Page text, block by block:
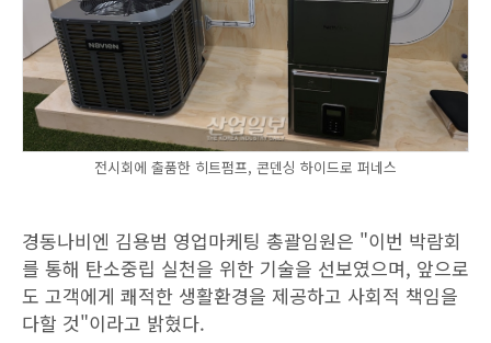
전시회에 출품한 히트펌프, 콘덴싱 하이드로 퍼네스
경동나비엔 김용범 영업마케팅 총괄임원은 "이번 박람회
를 통해 탄소중립 실천을 위한 기술을 선보였으며, 앞으로
도 고객에게 쾌적한 생활환경을 제공하고 사회적 책임을
다할 것"이라고 밝혔다.